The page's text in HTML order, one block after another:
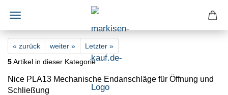
« zurück weiter »
Letzter »
5Artikel in dieser Kategorie
Nice PLA13 Mechanische Endanschläge für Öffnung und
Schließung